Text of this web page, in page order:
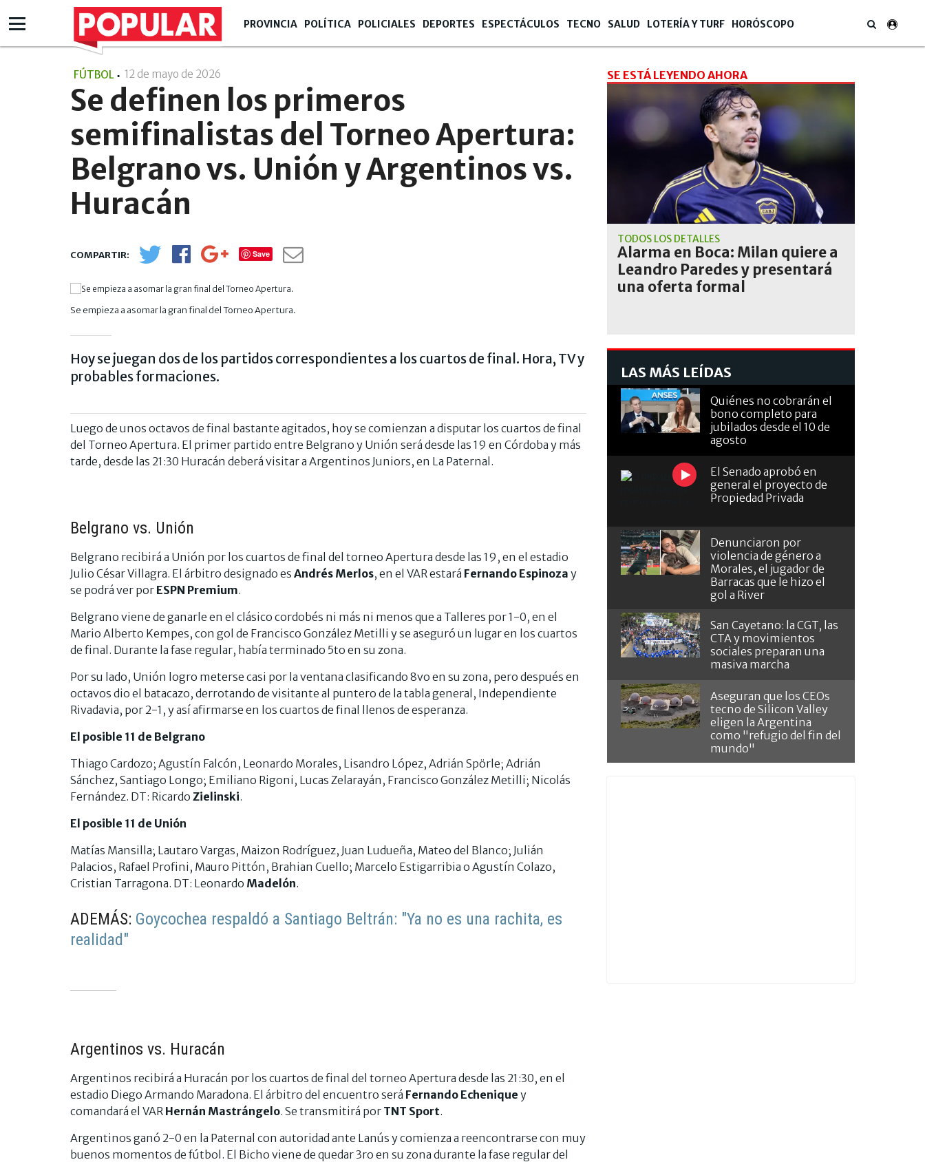
PROVINCIA POLÍTICA POLICIALES DEPORTES ESPECTÁCULOS TECNO SALUD LOTERÍA Y TURF HORÓSCOPO
FÚTBOL 12 de mayo de 2026
Se definen los primeros
semifinalistas del Torneo Apertura:
Belgrano vs. Unión y Argentinos vs.
Huracán
Save
Se empieza a asomar la gran final del Torneo Apertura.
Hoy se juegan dos de los partidos correspondientes a los cuartos de final. Hora, TV y
probables formaciones.
Luego de unos octavos de final bastante agitados, hoy se comienzan a disputar los cuartos de final
del Torneo Apertura. El primer partido entre Belgrano y Unión será desde las 19 en Córdoba y más
tarde, desde las 21:30 Huracán deberá visitar a Argentinos Juniors, en La Paternal.
Belgrano vs. Unión
Belgrano recibirá a Unión por los cuartos de final del torneo Apertura desde las 19, en el estadio
Julio César Villagra. El árbitro designado es Andrés Merlos, en el VAR estará Fernando Espinoza y
se podrá ver por ESPN Premium.
Belgrano viene de ganarle en el clásico cordobés ni más ni menos que a Talleres por 1-0, en el
Mario Alberto Kempes, con gol de Francisco González Metilli y se aseguró un lugar en los cuartos
de final. Durante la fase regular, había terminado 5to en su zona.
Por su lado, Unión logro meterse casi por la ventana clasificando 8vo en su zona, pero después en
octavos dio el batacazo, derrotando de visitante al puntero de la tabla general, Independiente
Rivadavia, por 2-1, y así afirmarse en los cuartos de final llenos de esperanza.
El posible 11 de Belgrano
Thiago Cardozo; Agustín Falcón, Leonardo Morales, Lisandro López, Adrián Spörle; Adrián
Sánchez, Santiago Longo; Emiliano Rigoni, Lucas Zelarayán, Francisco González Metilli; Nicolás
Fernández. DT: Ricardo Zielinski.
El posible 11 de Unión
Matías Mansilla; Lautaro Vargas, Maizon Rodríguez, Juan Ludueña, Mateo del Blanco; Julián
Palacios, Rafael Profini, Mauro Pittón, Brahian Cuello; Marcelo Estigarribia o Agustín Colazo,
Cristian Tarragona. DT: Leonardo Madelón.
ADEMÁS: Goycochea respaldó a Santiago Beltrán: "Ya no es una rachita, es
realidad"
Argentinos vs. Huracán
Argentinos recibirá a Huracán por los cuartos de final del torneo Apertura desde las 21:30, en el
estadio Diego Armando Maradona. El árbitro del encuentro será Fernando Echenique y
comandará el VAR Hernán Mastrángelo. Se transmitirá por TNT Sport.
Argentinos ganó 2-0 en la Paternal con autoridad ante Lanús y comienza a reencontrarse con muy
buenos momentos de fútbol. El Bicho viene de quedar 3ro en su zona durante la fase regular del
SE ESTÁ LEYENDO AHORA
TODOS LOS DETALLES
Alarma en Boca: Milan quiere a
Leandro Paredes y presentará
una oferta formal
LAS MÁS LEÍDAS
Quiénes no cobrarán el
bono completo para
jubilados desde el 10 de
agosto
El Senado aprobó en
general el proyecto de
Propiedad Privada
Denunciaron por
violencia de género a
Morales, el jugador de
Barracas que le hizo el
gol a River
San Cayetano: la CGT, las
CTA y movimientos
sociales preparan una
masiva marcha
Aseguran que los CEOs
tecno de Silicon Valley
eligen la Argentina
como "refugio del fin del
mundo"